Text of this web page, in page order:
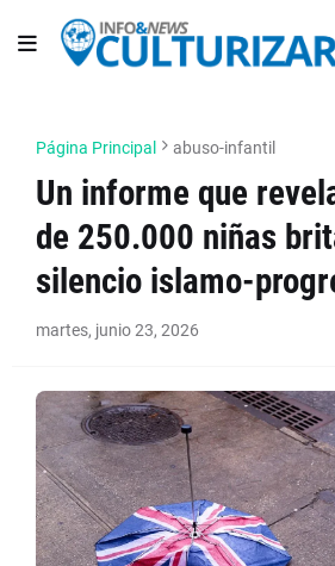
Página Principal abuso-infantil
Un informe que
de 250.000 niñas
silencio islamo-
martes, junio 23, 2026